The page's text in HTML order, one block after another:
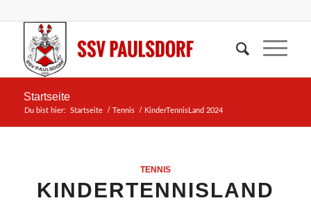
Startseite
Du bist hier: Startseite / Tennis / KinderTennisLand 2024
TENNIS
KINDERTENNISLAND